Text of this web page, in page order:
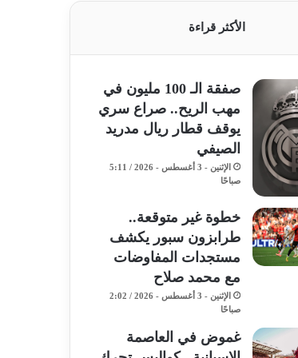
الأكثر قراءة
صفقة الـ 100 مليون في
مهب الريح.. صراع سري
يوقف قطار ريال مدريد
الصيفي
الإثنين - 3 أغسطس - 2026 / 5:11
صباحًا
خطوة غير متوقعة..
طرابزون سبور يكشف
مستجدات المفاوضات
مع محمد صلاح
الإثنين - 3 أغسطس - 2026 / 2:02
صباحًا
غموض في العاصمة